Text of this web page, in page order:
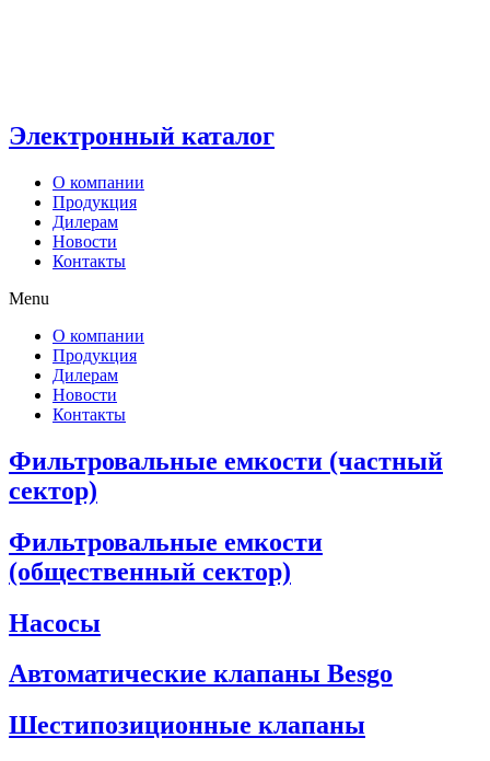
Электронный каталог
О компании
Продукция
Дилерам
Новости
Контакты
Menu
О компании
Продукция
Дилерам
Новости
Контакты
Фильтровальные емкости (частный
сектор)
Фильтровальные емкости
(общественный сектор)
Насосы
Автоматические клапаны Besgo
Шестипозиционные клапаны